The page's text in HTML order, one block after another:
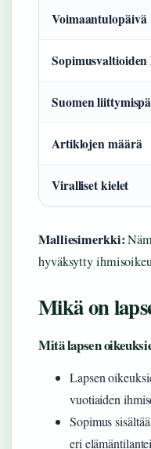
Voimaantulopäivä
Suomen
Artiklojen määrä
Viralliset kielet
Malliesimerkki:
hyväksytty
Mikä on
Mitä lapsen
Lapsen
vuotiaiden
Sopimus
eri